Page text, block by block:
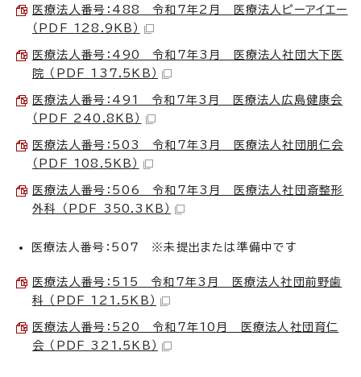
医療法人番号：488 令和7年2月 医療法人ピーアイエー
（PDF 128.9KB）
医療法人番号：490 令和7年3月 医療法人社団大下医
院 （PDF 137.5KB）
医療法人番号：491 令和7年3月 医療法人広島健康会
（PDF 240.8KB）
医療法人番号：503 令和7年3月 医療法人社団朋仁会
（PDF 108.5KB）
医療法人番号：506 令和7年3月 医療法人社団斎整形
外科 （PDF 350.3KB）
医療法人番号：507 ※未提出または準備中です
医療法人番号：515 令和7年3月 医療法人社団前野歯
科 （PDF 121.5KB）
医療法人番号：520 令和7年10月 医療法人社団育仁
会 （PDF 321.5KB）